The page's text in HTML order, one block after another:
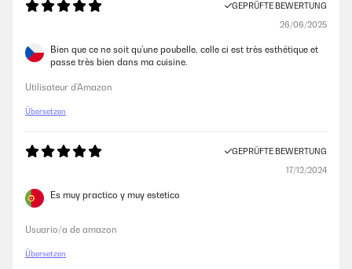
GEPRÜFTE BEWERTUNG
26/06/2025
Bien que ce ne soit qu’une poubelle, celle ci est très esthétique et
passe très bien dans ma cuisine.
Utilisateur d'Amazon
Übersetzen
GEPRÜFTE BEWERTUNG
17/12/2024
Es muy practico y muy estetico
Usuario/a de amazon
Übersetzen